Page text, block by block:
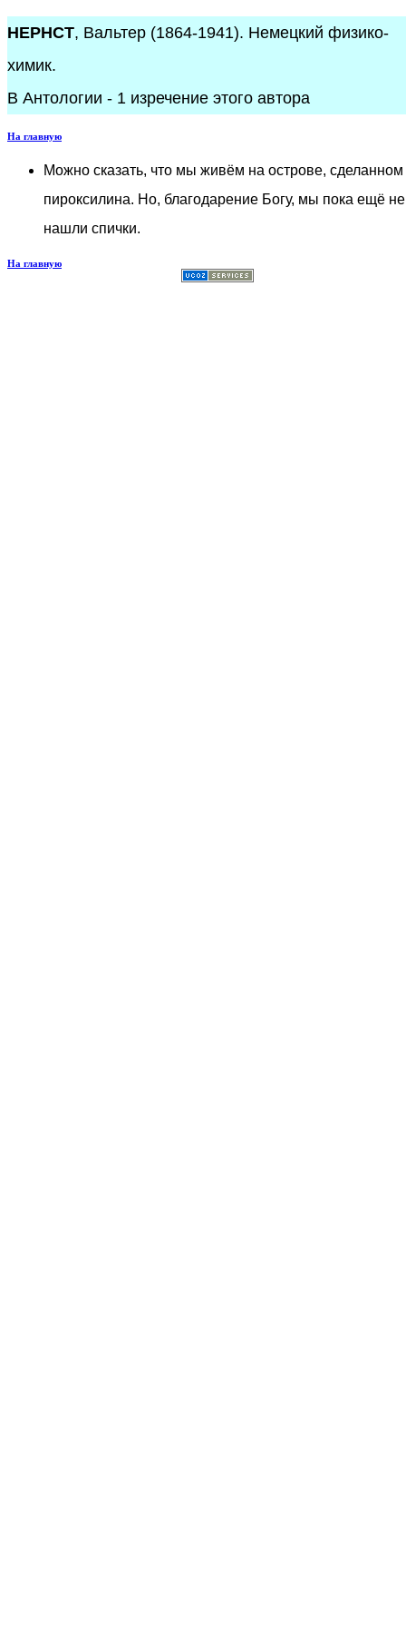
НЕРНСТ, Вальтер (1864-1941). Немецкий физико-
химик.
В Антологии - 1 изречение этого автора
На главную
Можно сказать, что мы живём на острове, сделанном
пироксилина. Но, благодарение Богу, мы пока ещё не
нашли спички.
На главную